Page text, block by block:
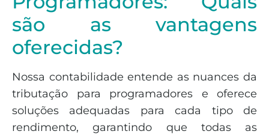
são as vantagens
oferecidas?
Nossa contabilidade entende as nuances da
tributação para programadores e oferece
soluções adequadas para cada tipo de
rendimento, garantindo que todas as